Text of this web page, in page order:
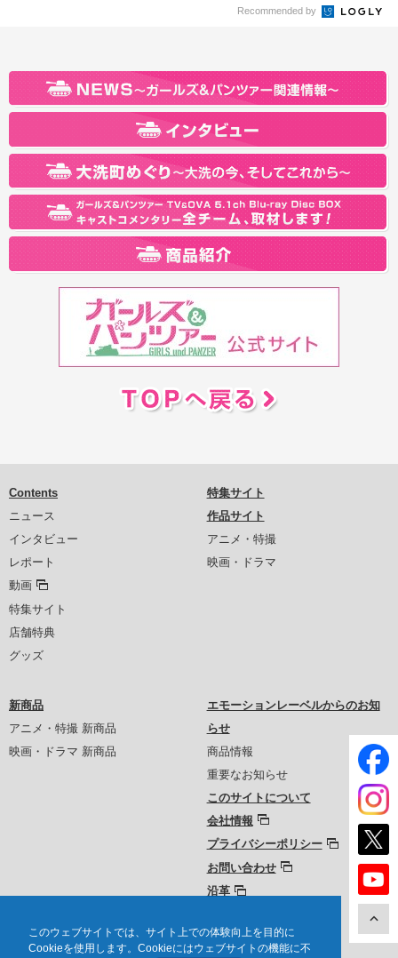
このウェブサイトでは、サイト上での体験向上を目的に
Cookieを使用します。Cookieにはウェブサイトの機能に不
Recommended by
Contents
ニュース
インタビュー
レポート
動画
特集サイト
店舗特典
グッズ
特集サイト
作品サイト
アニメ・特撮
映画・ドラマ
新商品
アニメ・特撮 新商品
映画・ドラマ 新商品
エモーションレーベルからのお知
らせ
商品情報
重要なお知らせ
このサイトについて
会社情報
プライバシーポリシー
お問い合わせ
沿革